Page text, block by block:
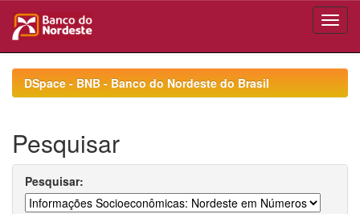
navigationDSpace - BNB - Banco do Nordeste do Brasil
Pesquisar
Pesquisar: